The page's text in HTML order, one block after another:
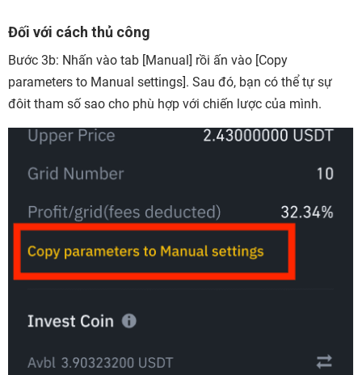
Đối với cách thủ công
Bước 3b: Nhấn vào tab [Manual] rồi ấn vào [Copy
parameters to Manual settings]. Sau đó, bạn có thể tự sự
đôit tham số sao cho phù hợp với chiến lược của mình.